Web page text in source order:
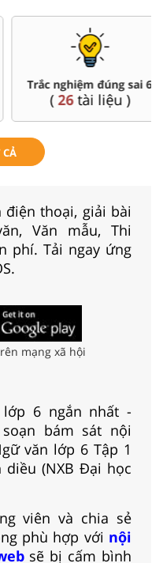
Trắc nghiệm đúng sai 6
tài liệu )
CẢ
điện thoại, giải bài
Văn mẫu, Thi
phí. Tải ngay ứng
mạng xã hội
lớp 6 ngắn nhất -
bám sát nội
văn lớp 6 Tập 1
diều (NXB Đại học
viên và chia sẻ
phù hợp với nội
sẽ bị cấm bình